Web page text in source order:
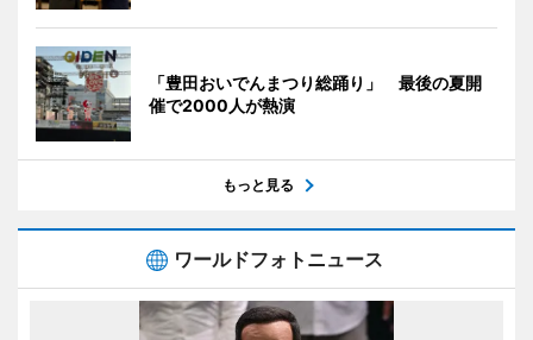
「豊田おいでんまつり総踊り」 最後の夏開
催で2000人が熱演
もっと見る
ワールドフォトニュース